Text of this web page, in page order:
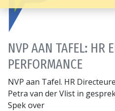
NVP AAN TAFEL: HR
PERFORMANCE
NVP aan Tafel. HR
Petra van der Vlist in
Spek over